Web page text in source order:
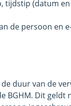
tijdstip (datum
de persoon en
duur van de
BGHM. Dit